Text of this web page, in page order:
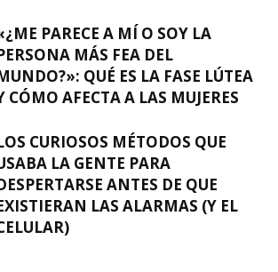
PARECE A MÍ O SOY LA
MÁS FEA DEL
QUÉ ES LA FASE LÚTEA
CÓMO AFECTA A LAS MUJERES
CURIOSOS MÉTODOS QUE
LA GENTE PARA
ANTES DE QUE
LAS ALARMAS (Y EL